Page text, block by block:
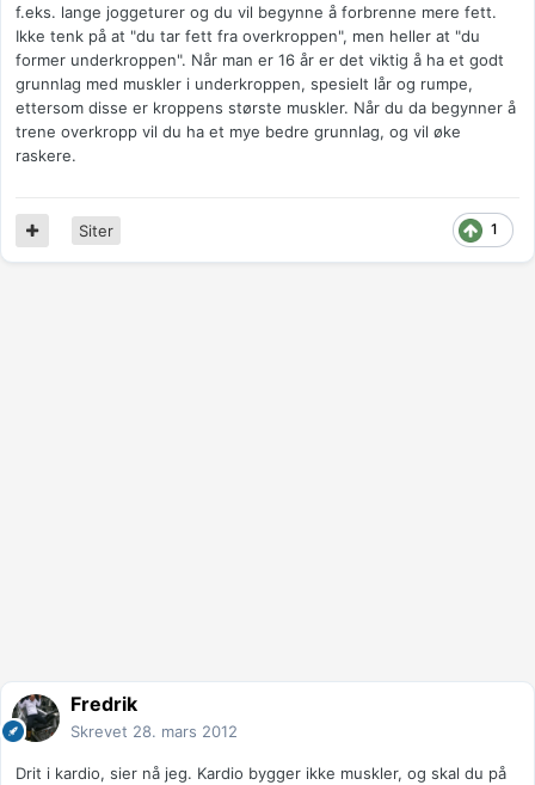
f.eks. lange joggeturer og du vil begynne å forbrenne mere fett.
Ikke tenk på at "du tar fett fra overkroppen", men heller at "du
former underkroppen". Når man er 16 år er det viktig å ha et godt
grunnlag med muskler i underkroppen, spesielt lår og rumpe,
ettersom disse er kroppens største muskler. Når du da begynner å
trene overkropp vil du ha et mye bedre grunnlag, og vil øke
raskere.
1
Siter
Fredrik
Skrevet 28. mars 2012
Drit i kardio, sier nå jeg. Kardio bygger ikke muskler, og skal du på